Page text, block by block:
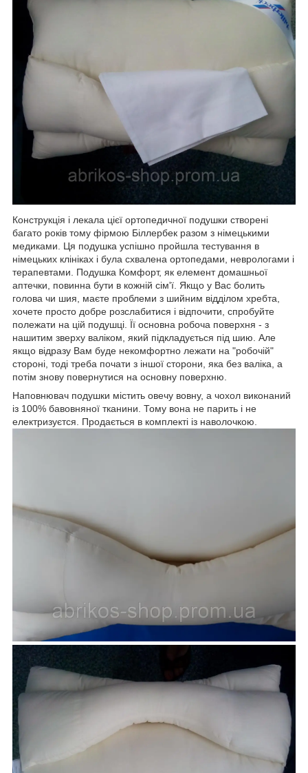
Конструкція і лекала цієї ортопедичної подушки створені
багато років тому фірмою Біллербек разом з німецькими
медиками. Ця подушка успішно пройшла тестування в
німецьких клініках і була схвалена ортопедами, неврологами і
терапевтами. Подушка Комфорт, як елемент домашньої
аптечки, повинна бути в кожній сім'ї. Якщо у Вас болить
голова чи шия, маєте проблеми з шийним відділом хребта,
хочете просто добре розслабитися і відпочити, спробуйте
полежати на цій подушці. Її основна робоча поверхня - з
нашитим зверху валіком, який підкладується під шию. Але
якщо відразу Вам буде некомфортно лежати на "робочій"
стороні, тоді треба почати з іншої сторони, яка без валіка, а
потім знову повернутися на основну поверхню.
Наповнювач подушки містить овечу вовну, а чохол виконаний
із 100% бавовняної тканини. Тому вона не парить і не
електризуєтся. Продається в комплекті із наволочкою.